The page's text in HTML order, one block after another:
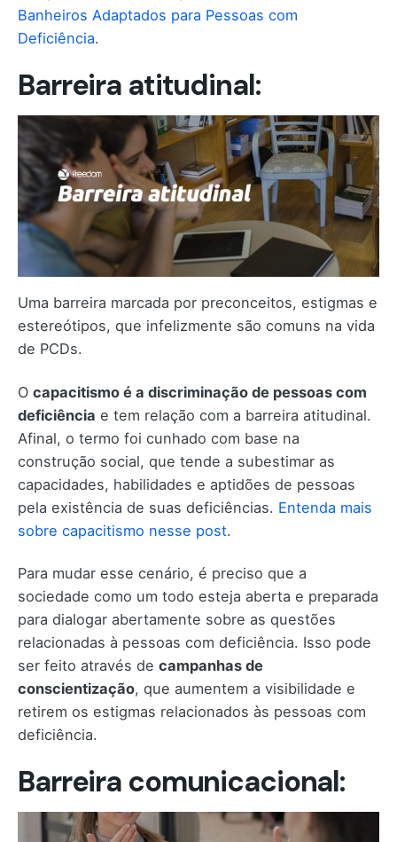
Banheiros Adaptados para Pessoas com
Deficiência.
Barreira atitudinal:
Uma barreira marcada por preconceitos, estigmas e
estereótipos, que infelizmente são comuns na vida
de PCDs.
O capacitismo é a discriminação de pessoas com
deficiência e tem relação com a barreira atitudinal.
Afinal, o termo foi cunhado com base na
construção social, que tende a subestimar as
capacidades, habilidades e aptidões de pessoas
pela existência de suas deficiências. Entenda mais
sobre capacitismo nesse post.
Para mudar esse cenário, é preciso que a
sociedade como um todo esteja aberta e preparada
para dialogar abertamente sobre as questões
relacionadas à pessoas com deficiência. Isso pode
ser feito através de campanhas de
conscientização, que aumentem a visibilidade e
retirem os estigmas relacionados às pessoas com
deficiência.
Barreira comunicacional: